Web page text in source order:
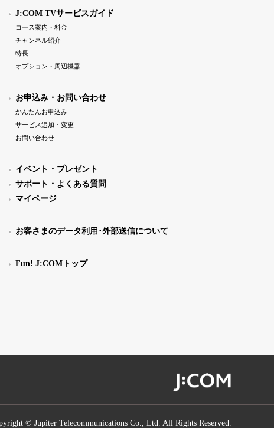
J:COM TVサービスガイド
コース案内・料金
チャンネル紹介
特長
オプション・周辺機器
お申込み・お問い合わせ
かんたんお申込み
サービス追加・変更
お問い合わせ
イベント・プレゼント
サポート・よくある質問
マイページ
お客さまのデータ利用･外部送信について
Fun! J:COMトップ
© Jupiter Telecommunications Co., Ltd. All Rights Reserved.